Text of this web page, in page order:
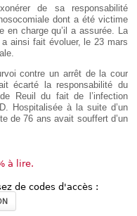
de sa responsabilité
dont a été victime
en charge qu’il a assurée. La
ainsi fait évoluer, le 23 mars
contre un arrêt de la cour
écarté la responsabilité du
Reuil du fait de l’infection
D. Hospitalisée à la suite d’un
de 76 ans avait souffert d’un
à lire.
de codes d'accès :